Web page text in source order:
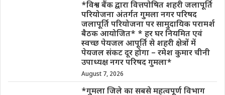
*विश्व बैंक द्वारा वित्तपोषित शहरी जलापूर्ति
परियोजना अंतर्गत गुमला नगर परिषद
जलापूर्ति परियोजना पर सामुदायिक परामर्श
बैठक आयोजित* * हर घर नियमित एवं
स्वच्छ पेयजल आपूर्ति से शहरी क्षेत्रों में
पेयजल संकट दूर होगा – रमेश कुमार चीनी
उपाध्यक्ष नगर परिषद गुमला*
August 7, 2026
*गुमला जिले का सबसे महत्वपूर्ण विभाग